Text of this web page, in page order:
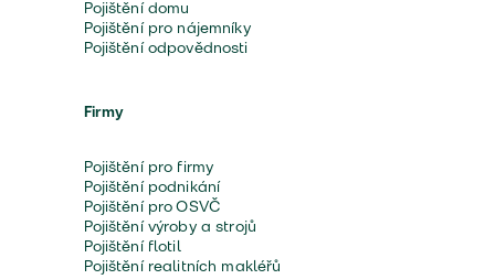
Pojištění domu
Pojištění pro nájemníky
Pojištění odpovědnosti
Firmy
Pojištění pro firmy
Pojištění podnikání
Pojištění pro OSVČ
Pojištění výroby a strojů
Pojištění flotil
Pojištění realitních makléřů